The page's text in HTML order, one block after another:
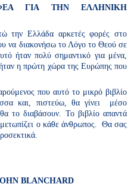
ΓΙΑ ΤΗΝ ΕΛΛΗΝΙΚΗ
την Ελλάδα αρκετές φορές στο
να διακονήσω το Λόγο το Θεού σε
ήταν πολύ σημαντικό για μένα,
η πρώτη χώρα της Ευρώπης που
που αυτό το μικρό βιβλίο
και, πιστεύω, θα γίνει μέσο
το διαβάσουν. Το βιβλίο απαντά
ο κάθε άνθρωπος. Θα σας
BLANCHARD